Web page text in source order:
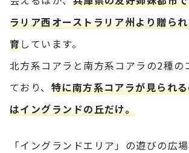
ラリア西オーストラリア州より贈ら
育しています。
北方系コアラと南方系コアラの2種の
ており、 特に南方系コアラが見られ
はイングランドの丘だけ。
「イングランドエリア」の遊びの広